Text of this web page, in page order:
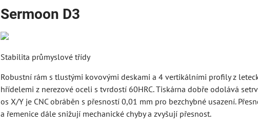
Sermoon D3
Stabilita průmyslové třídy
Robustní rám s tlustými kovovými deskami a 4 vertikálními profily z
hřídelemi z nerezové oceli s tvrdostí 60HRC. Tiskárna dobře odolává
os X/Y je CNC obráběn s přesností 0,01 mm pro bezchybné usazení.
a řemenice dále snižují mechanické chyby a zvyšují přesnost.